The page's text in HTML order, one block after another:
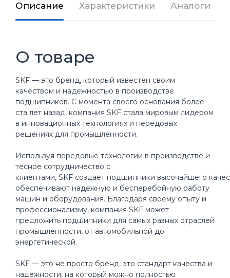
Описание Характеристики Аналоги
О товаре
SKF — это бренд, который известен своим
качеством и надежностью в производстве
подшипников. С момента своего основания более
ста лет назад, компания SKF стала мировым лидером
в инновационных технологиях и передовых
решениях для промышленности.
Используя передовые технологии в производстве и
тесное сотрудничество с
клиентами, SKF создает подшипники высочайшего
обеспечивают надежную и бесперебойную работу
машин и оборудования. Благодаря своему опыту и
профессионализму, компания SKF может
предложить подшипники для самых разных отраслей
промышленности, от автомобильной до
энергетической.
SKF — это не просто бренд, это стандарт качества и
надежности, на который можно полностью